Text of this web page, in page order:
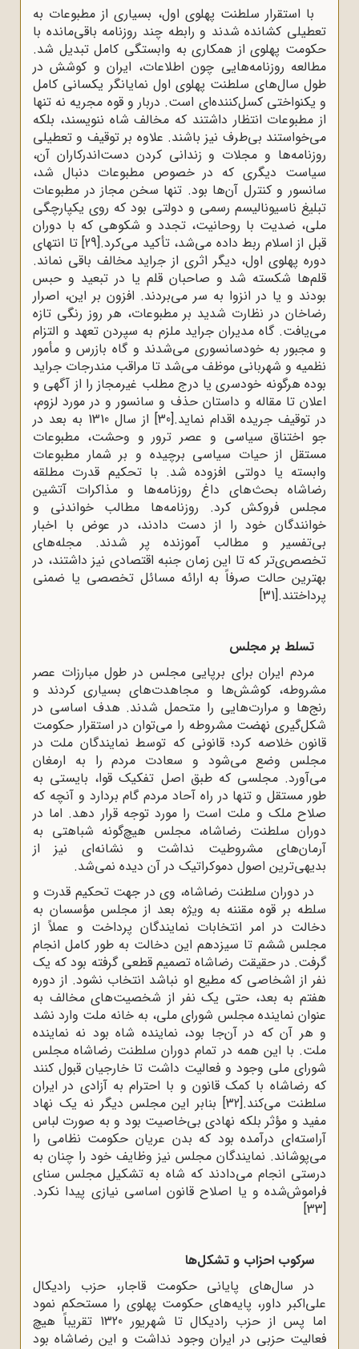
با استقرار سلطنت پهلوی اول، بسیاری از مطبوعات به
تعطیلی کشانده شدند و رابطه چند روزنامه باقی‌مانده با
حکومت پهلوی از همکاری به وابستگی کامل تبدیل شد.
مطالعه روزنامه‌هایی چون اطلاعات، ایران و کوشش در
طول سال‌های سلطنت پهلوی اول نمایانگر یکسانی کامل
و یکنواختی کسل‌کننده‌ای است. دربار و قوه مجریه نه ‌تنها
از مطبوعات انتظار داشتند که مخالف شاه ننویسند، بلکه
می‌خواستند بی‌طرف نیز باشند. علاوه بر توقیف و تعطیلی
روزنامه‌ها و مجلات و زندانی کردن دست‌اندرکاران آن،
سیاست دیگری که در خصوص مطبوعات دنبال شد،
سانسور و کنترل آن‌ها بود. تنها سخن مجاز در مطبوعات
تبلیغ ناسیونالیسم رسمی و دولتی بود که روی یکپارچگی
ملی، ضدیت با روحانیت، تجدد و شکوهی که با دوران
قبل از اسلام ربط داده می‌شد، تأکید می‌کرد.[29]
تا انتهای
دوره پهلوی اول، دیگر اثری از جراید مخالف باقی نماند.
قلم‌ها شکسته شد و صاحبان قلم یا در تبعید و حبس
بودند و یا در انزوا به سر می‌بردند. افزون بر این، اصرار
رضاخان در نظارت شدید بر مطبوعات، هر روز رنگی تازه
می‌یافت. گاه مدیران جراید ملزم به سپردن تعهد و التزام
و مجبور به خودسانسوری می‌شدند و گاه بازرس و مأمور
نظمیه و شهربانی موظف می‌شد تا مراقب مندرجات جراید
بوده هرگونه خودسری یا درج مطلب غیرمجاز را از آگهی و
اعلان تا مقاله و داستان حذف و سانسور و در مورد لزوم،
در توقیف جریده اقدام نماید.[30]
از سال 1310 به بعد در
جو اختناق سیاسی و عصر ترور و وحشت، مطبوعات
مستقل از حیات سیاسی برچیده و بر شمار مطبوعات
وابسته یا دولتی افزوده شد. با تحکیم قدرت مطلقه
رضاشاه بحث‌های داغ روزنامه‌ها و مذاکرات آتشین
مجلس فروکش کرد. روزنامه‌ها مطالب خواندنی و
خوانندگان خود را از دست دادند، در عوض با اخبار
بی‌تفسیر و مطالب آموزنده پر شدند. مجله‌های
تخصص‌ی‌تر که تا این زمان جنبه اقتصادی نیز داشتند، در
بهترین حالت صرفاً به ارائه مسائل تخصصی یا ضمنی
پرداختند.[31]
تسلط بر مجلس
مردم ایران برای برپایی مجلس در طول مبارزات عصر
مشروطه، کوشش‌ها و مجاهدت‌های بسیاری کردند و
رنج‌ها و مرارت‌هایی را متحمل شدند. هدف اساسی در
شکل‌گیری نهضت مشروطه را می‌توان در استقرار حکومت
قانون خلاصه کرد؛ قانونی که توسط نمایندگان ملت در
مجلس وضع می‌شود و سعادت مردم را به ارمغان
می‌آورد. مجلسی که طبق اصل تفکیک قوا، بایستی به‌
طور مستقل و تنها در راه آحاد مردم گام بردارد و آنچه که
صلاح ملک و ملت است را مورد توجه قرار دهد. اما در
دوران سلطنت رضاشاه، مجلس هیچ‌گونه شباهتی به
آرمان‌های مشروطیت نداشت و نشانه‌ای نیز از
بدیهی‌ترین اصول دموکراتیک در آن دیده نمی‌شد.
در دوران سلطنت رضاشاه، وی در جهت تحکیم قدرت و
سلطه بر قوه مقننه به ‌ویژه بعد از مجلس مؤسسان به
دخالت در امر انتخابات نمایندگان پرداخت و عملاً از
مجلس ششم تا سیزدهم این دخالت به‌ طور کامل انجام
گرفت. در حقیقت رضاشاه تصمیم قطعی گرفته بود که یک
نفر از اشخاصی که مطیع او نباشد انتخاب نشود. از دوره
هفتم به بعد، حتی یک نفر از شخصیت‌های مخالف به
‌عنوان نماینده مجلس شورای ملی، به خانه ملت وارد نشد
و هر آن که در آن‌جا بود، نماینده شاه بود نه نماینده
ملت. با این همه در تمام دوران سلطنت رضاشاه مجلس
شورای ملی وجود و فعالیت داشت تا خارجیان قبول کنند
که رضاشاه با کمک قانون و با احترام به آزادی در ایران
سلطنت می‌کند.[32]
بنابر این مجلس دیگر نه یک نهاد
مفید و مؤثر بلکه نهادی بی‌خاصیت بود و به ‌صورت لباس
آراسته‌ای درآمده بود که بدن عریان حکومت نظامی را
می‌پوشاند. نمایندگان مجلس نیز وظایف خود را چنان به
درستی انجام می‌دادند که شاه به تشکیل مجلس سنای
فراموش‌شده و یا اصلاح قانون اساسی نیازی پیدا نکرد.
[33]
سرکوب احزاب و تشکل‌ها
در سال‌های پایانی حکومت قاجار، حزب رادیکال
علی‌اکبر داور، پایه‌های حکومت پهلوی را مستحکم ‌نمود
اما پس از حزب رادیکال تا شهریور 1320 تقریباً هیچ
فعالیت حزبی در ایران وجود نداشت و این رضاشاه بود